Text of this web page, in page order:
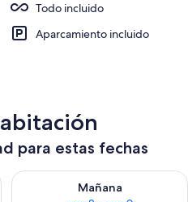
Todo incluido
Aparcamiento incluido
para estas fechas
noche, ago 7 - ago 8
Mañana
Consulta la disponibilidad